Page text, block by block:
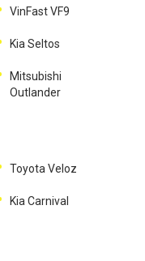
VinFast VF9
Kia Seltos
Mitsubishi
Outlander
Toyota Veloz
Kia Carnival